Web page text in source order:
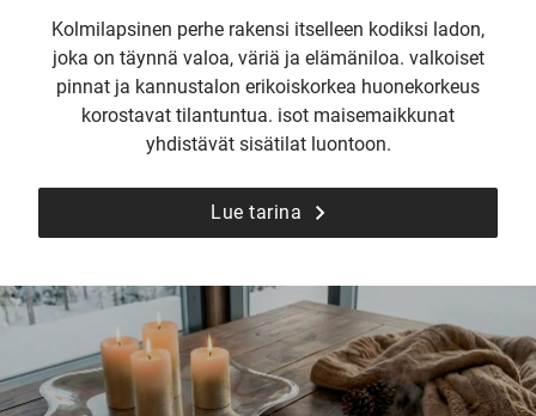
Kolmilapsinen perhe rakensi itselleen kodiksi ladon,
joka on täynnä valoa, väriä ja elämäniloa. valkoiset
pinnat ja kannustalon erikoiskorkea huonekorkeus
korostavat tilantuntua. isot maisemaikkunat
yhdistävät sisätilat luontoon.
Lue tarina